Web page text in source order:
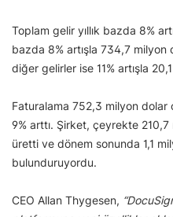
Toplam gelir yıllık bazda 8%
bazda 8% artışla 734,7
diğer gelirler ise 11% artışla
Faturalama 752,3 milyon dolar
9% arttı. Şirket, çeyrekte
üretti ve dönem sonunda 1,1
bulunduruyordu.
CEO Allan Thygesen,